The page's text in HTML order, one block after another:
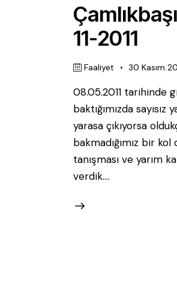
11-2011
Faaliyet 30 Kasım
08.05.2011 tarihinde
baktığımızda
yarasa çıkıyorsa
bakmadığımız bir
tanışması ve yarım
verdik.…